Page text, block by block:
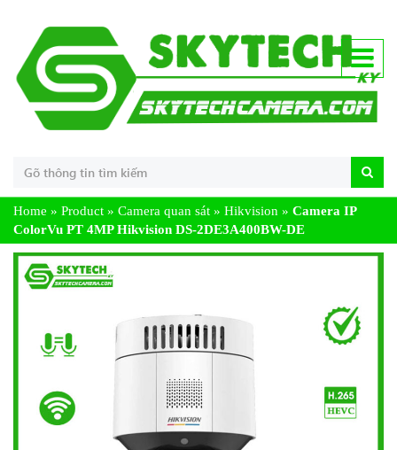
Home » Product » Camera quan sát » Hikvision » Camera IP
ColorVu PT 4MP Hikvision DS-2DE3A400BW-DE